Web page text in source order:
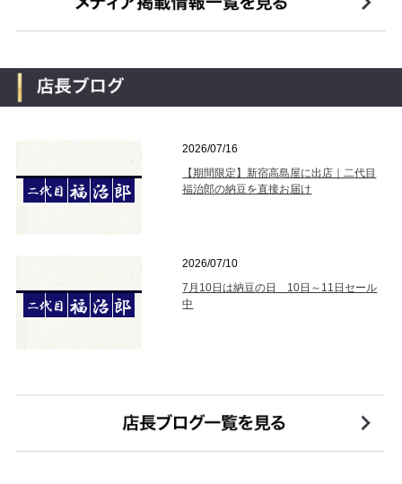
2026/07/16
【期間限定】新宿高島屋に出店｜二代目
福治郎の納豆を直接お届け
2026/07/10
7月10日は納豆の日 10日～11日セール
中